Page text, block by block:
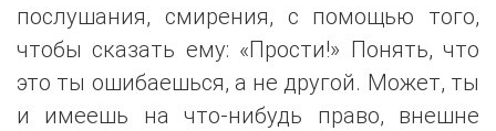
послушания, смирения, с помощью того,
чтобы сказать ему: «Прости!» Понять, что
это ты ошибаешься, а не другой. Может, ты
и имеешь на что-нибудь право, внешне